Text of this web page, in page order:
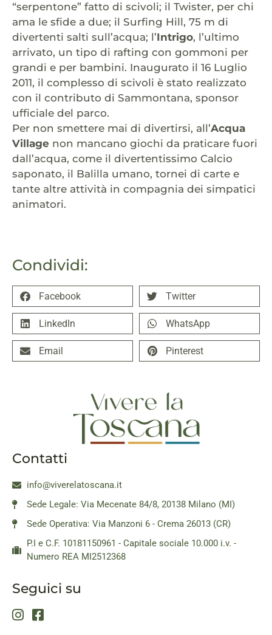
Condividi:
Facebook Twitter
LinkedIn WhatsApp
Email Pinterest
“serpentone” fatto di scivoli; il Twister, per chi
ama le sfide a due; il Surfing Hill, 75 m di
divertenti salti sull’acqua; l’Intrigo, l’ultimo
arrivato, un tipo di rafting con gommoni per
grandi e per bambini. Inaugurato il 16 Luglio
2011, il complesso di scivoli è stato realizzato
con il contributo di Sammontana, sponsor
ufficiale del parco.
Per non smettere mai di divertirsi, all’Acqua
Village non mancano giochi da praticare fuori
dall’acqua, come il divertentissimo Calcio
saponato, il Balilla umano, tornei di carte e
tante altre attività in compagnia dei simpatici
animatori.
Contatti
info@viverelatoscana.it
Sede Legale: Via Mecenate 84/8, 20138 Milano (MI)
Sede Operativa: Via Manzoni 6 - Crema 26013 (CR)
P.I e C.F. 10181150961 - Capitale sociale 10.000 i.v. -
Numero REA MI2512368
Seguici su